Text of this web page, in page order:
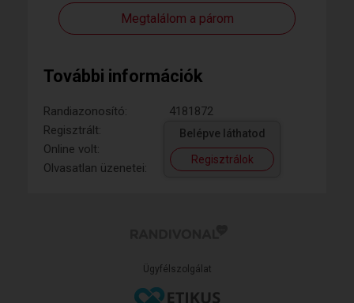
Megtalálom a párom
További információk
Randiazonosító:
4181872
Regisztrált:
Online volt:
Olvasatlan üzenetei:
Belépve láthatod
Regisztrálok
Ügyfélszolgálat